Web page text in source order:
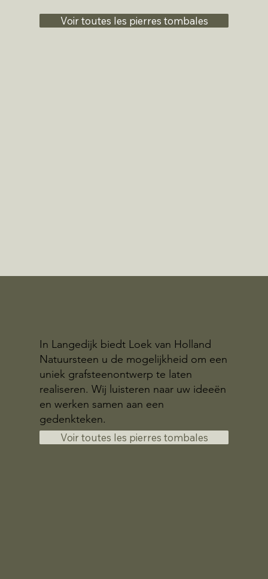
Voir toutes les pierres tombales
In Langedijk biedt Loek van Holland
Natuursteen u de mogelijkheid om een
uniek grafsteenontwerp te laten
realiseren. Wij luisteren naar uw ideeën
en werken samen aan een
gedenkteken.
Voir toutes les pierres tombales